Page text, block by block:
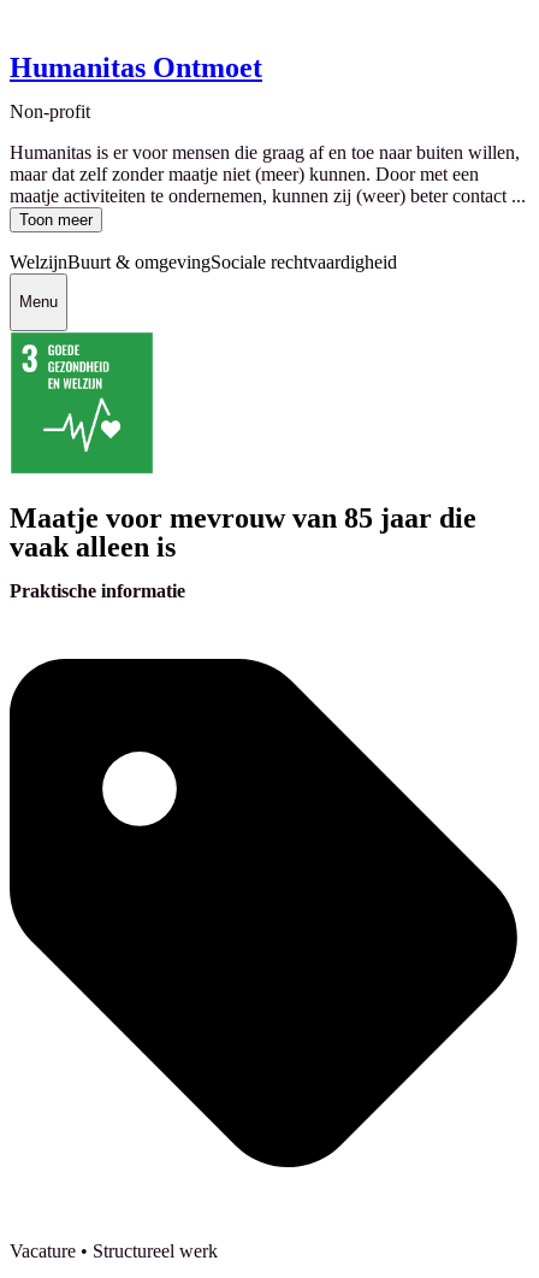
Humanitas Ontmoet
Non-profit
Humanitas is er voor mensen die graag af en toe naar buiten willen,
maar dat zelf zonder maatje niet (meer) kunnen. Door met een
maatje activiteiten te ondernemen, kunnen zij (weer) beter contact ...
Toon meer
WelzijnBuurt & omgevingSociale rechtvaardigheid
Menu
Maatje voor mevrouw van 85 jaar die
vaak alleen is
Praktische informatie
Vacature • Structureel werk